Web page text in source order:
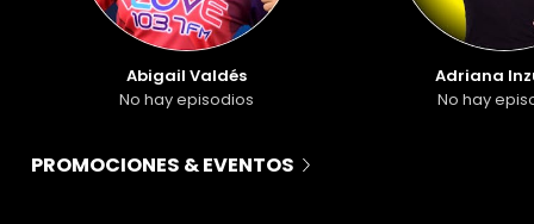
Abigail Valdés
No hay episodios
Adriana
No hay
PROMOCIONES & EVENTOS